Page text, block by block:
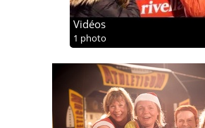
Vidéos
1 photo